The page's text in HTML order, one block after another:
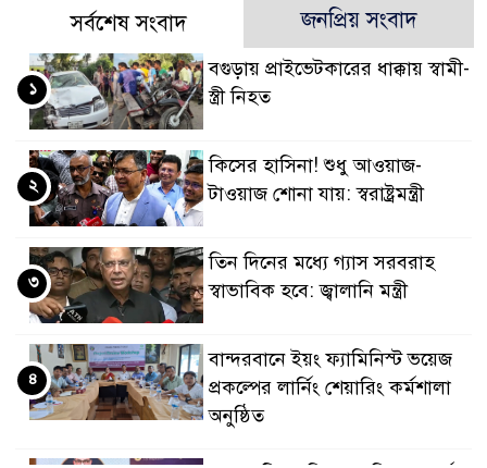
সর্বশেষ সংবাদ জনপ্রিয় সংবাদ
বগুড়ায় প্রাইভেটকারের ধাক্কায় স্বামী-
স্ত্রী নিহত
১
কিসের হাসিনা! শুধু আওয়াজ-
টাওয়াজ শোনা যায়: স্বরাষ্ট্রমন্ত্রী
২
তিন দিনের মধ্যে গ্যাস সরবরাহ
স্বাভাবিক হবে: জ্বালানি মন্ত্রী
৩
বান্দরবানে ইয়ং ফ্যামিনিস্ট ভয়েজ
প্রকল্পের লার্নিং শেয়ারিং কর্মশালা
অনুষ্ঠিত
৪